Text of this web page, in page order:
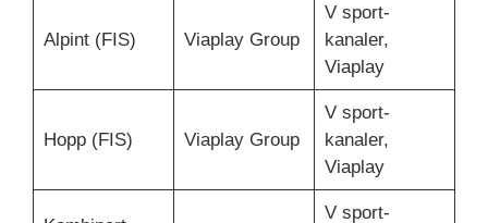
Alpint (FIS) Viaplay Group
V sport-
kanaler,
Viaplay
Hopp (FIS) Viaplay Group
V sport-
kanaler,
Viaplay
V sport-